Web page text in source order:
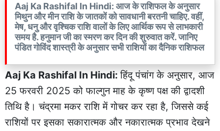
Aaj Ka Rashifal In Hindi: आज के राशिफल के अनुसार
मिथुन और मीन राशि के जातकों को सावधानी बरतनी चाहिए. वहीं,
मेष, धनु और वृश्चिक राशि वालों के लिए आर्थिक रूप से लाभकारी
समय है. हनुमान जी का स्मरण कर दिन की शुरुवात करें. जानिए
पंडित गोविंद शास्त्री के अनुसार सभी राशियों का दैनिक राशिफल
Aaj Ka Rashifal In Hindi:हिंदू पंचांग के अनुसार, आज
25 फरवरी 2025 को फाल्गुन माह के कृष्ण पक्ष की द्वादशी
तिथि है। चंद्रमा मकर राशि में गोचर कर रहा है, जिससे कई
राशियों पर इसका सकारात्मक और नकारात्मक प्रभाव देखने